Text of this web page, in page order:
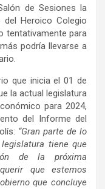
de Sesiones la
del Heroico Colegio
tentativamente para
podría llevarse a
que inicia el 01 de
la actual legislatura
para 2024,
del Informe del
“Gran parte de lo
tiene que
de la próxima
que estemos
que concluye